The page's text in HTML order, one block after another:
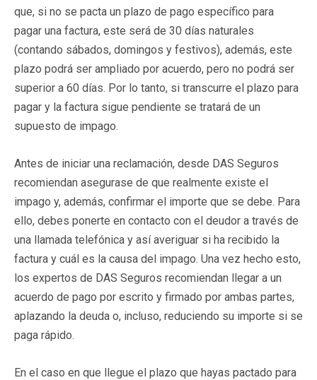
que, si no se pacta un plazo de pago específico para
pagar una factura, este será de 30 días naturales
(contando sábados, domingos y festivos), además, este
plazo podrá ser ampliado por acuerdo, pero no podrá ser
superior a 60 días. Por lo tanto, si transcurre el plazo para
pagar y la factura sigue pendiente se tratará de un
supuesto de impago.
Antes de iniciar una reclamación, desde DAS Seguros
recomiendan asegurase de que realmente existe el
impago y, además, confirmar el importe que se debe. Para
ello, debes ponerte en contacto con el deudor a través de
una llamada telefónica y así averiguar si ha recibido la
factura y cuál es la causa del impago. Una vez hecho esto,
los expertos de DAS Seguros recomiendan llegar a un
acuerdo de pago por escrito y firmado por ambas partes,
aplazando la deuda o, incluso, reduciendo su importe si se
paga rápido.
En el caso en que llegue el plazo que hayas pactado para